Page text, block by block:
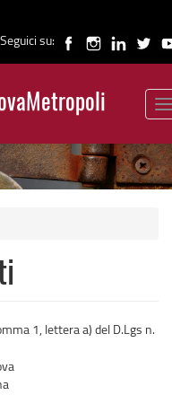
Seguici su:
1, lettera a) del D.Lgs n.